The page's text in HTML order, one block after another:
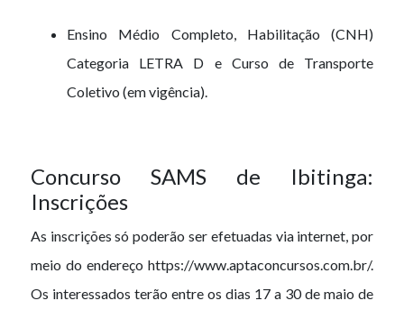
Ensino Médio Completo, Habilitação (CNH)
Categoria LETRA D e Curso de Transporte
Coletivo (em vigência).
Concurso SAMS de Ibitinga:
Inscrições
As inscrições só poderão ser efetuadas via internet, por
meio do endereço https://www.aptaconcursos.com.br/.
Os interessados terão entre os dias 17 a 30 de maio de